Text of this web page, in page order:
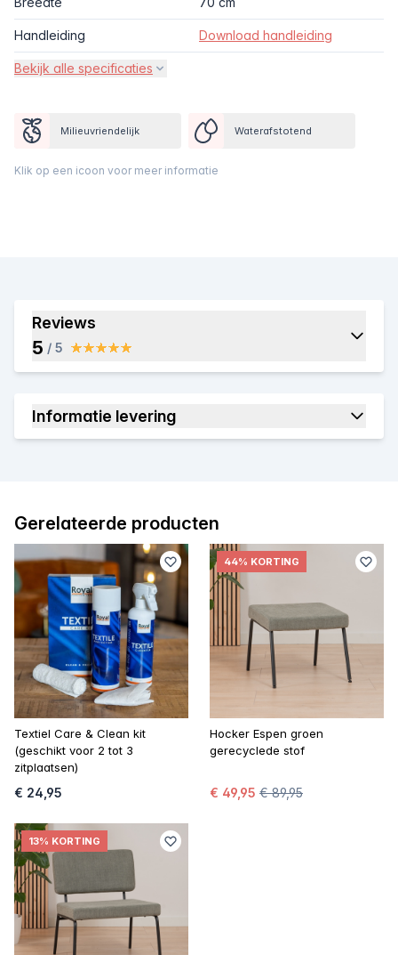
Handleiding Download handleiding
Bekijk alle specificaties
Milieuvriendelijk Waterafstotend
Klik op een icoon voor meer informatie
Reviews
5 / 5
Informatie levering
Gerelateerde producten
Textiel Care & Clean kit
(geschikt voor 2 tot 3
zitplaatsen)
€ 24,95
44% KORTING
Hocker Espen groen
gerecyclede stof
€ 49,95 € 89,95
13% KORTING